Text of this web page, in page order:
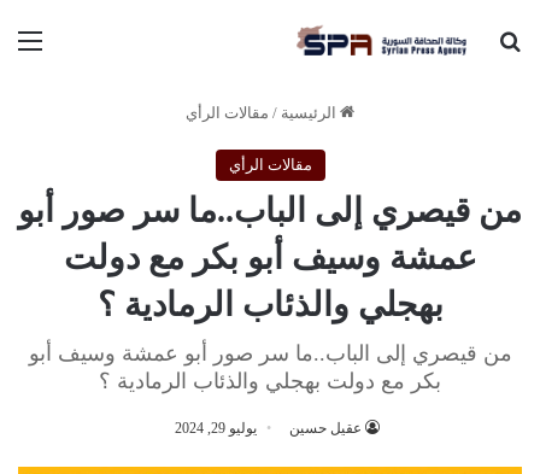
بحث عن
الرئيسية / مقالات الرأي
مقالات الرأي
من قيصري إلى الباب..ما سر صور أبو
عمشة وسيف أبو بكر مع دولت
بهجلي والذئاب الرمادية ؟
من قيصري إلى الباب..ما سر صور أبو عمشة وسيف أبو
بكر مع دولت بهجلي والذئاب الرمادية ؟
عقيل حسين يوليو 29, 2024